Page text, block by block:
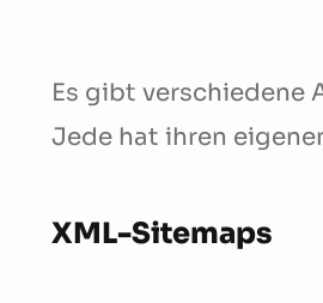
Es gibt verschiedene
Jede hat ihren
XML-Sitemaps